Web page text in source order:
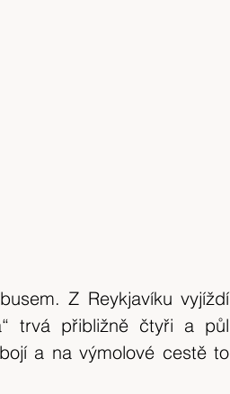
Z Reykjavíku vyjíždí
trvá přibližně čtyři a půl
a na výmolové cestě to